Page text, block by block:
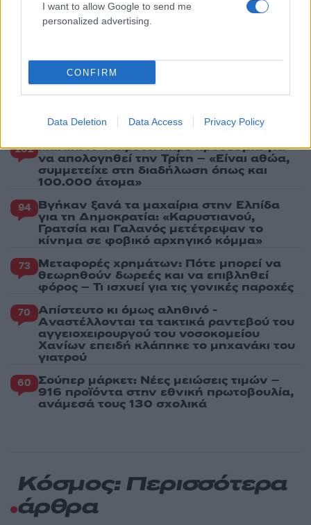
I want to allow Google to send me
personalized advertising.
CONFIRM
Data Deletion Data Access Privacy Policy
Φωτιά σε κατάστημα στον Άλιμο –
Εκκενώθηκε πολυκατοικία
και δολοφονούσε ιερόδουλες – Είχε
συλληφθεί και αφέθηκε ελεύθερος
Πιο σχολιασμένα
102 Marfin: Η 46χρονη πήρε προθεσμία για
να απολογηθεί την Τρίτη – «Είναι αθώα,
συμμετείχε στη διαδήλωση όπως και
100.000 άτομα»
94 Βγήκαν ξανά τα μαχαίρια στην Ελπίδα
για τη Δημοκρατία: «Καρυστιανού,
Γρατσία και Γαλανός μετέτρεψαν το
κίνημα σε φοβικό αρχηγικό κόμμα»
73 Μεταφορές χρημάτων: Πότε μπορεί να
θεωρηθούν δωρεές και να επιβληθεί
φόρος – Τι ισχυεί για τις γονικές παροχές
70 Απίστευτο κι όμως αληθινό -
Aναστέλλονται τα τακτικά ραντεβού του
αγγειοχειρουργού του νοσοκομείου
Χανίων επειδή κλάπηκε το μηχανάκι του
γιατρού
60 Σούπερ μάρκετ: Νέες μειώσεις τιμών –
916 προϊόντα στην εθνική πρωτοβουλία,
ανάμεσά τους 130 σχολικά
Κόσμος: Περισσότερα
άρθρα